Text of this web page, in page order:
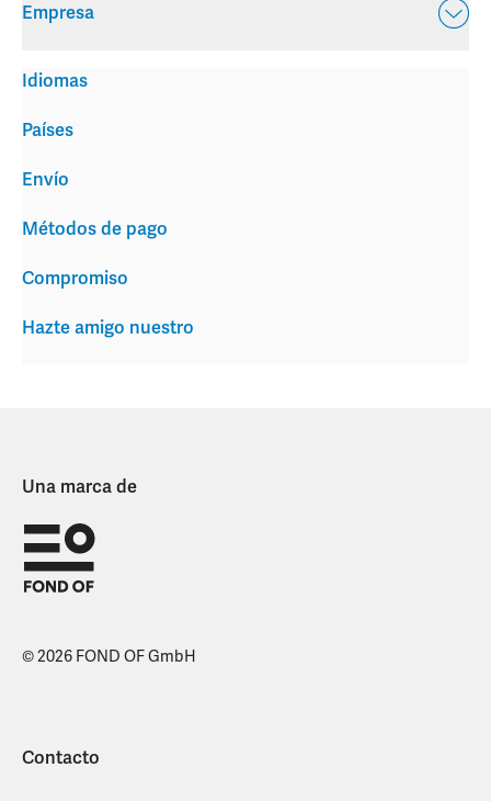
Empresa
Envío
Métodos de pago
Compromiso
Hazte amigo nuestro
Idiomas
Países
Una marca de
© 2026 FOND OF GmbH
Contacto